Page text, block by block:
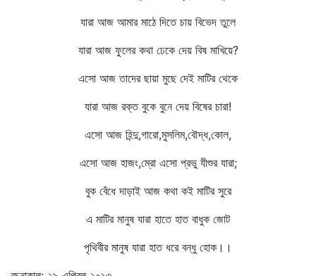
যারা আজ আমার মাঠে দিতে চায় বিভেদ তুলে
যারা আজ ফুলের কথা ঢেকে দেয় বিষ মাখিয়ে?
এসো আজ তাদের ছায়া মুছে দেই মাটির থেকে
যারা আজ রক্ত বুকে বুনে দেয় বিষের চারা!
এসো আজ হিন্দু,গারো,মুসলিম,বৌদ্ধ,কোল,
এসো আজ হাজং,ম্রো এসো প্রভু যীশুর যারা;
বুক বেঁধে দাড়াই আজ কথা কই মাটির সুরে
এ মাটির মানুষ যারা হাতে হাত বাধুক জোট
পৃথিবীর মানুষ যারা হাত ধরে বন্ধু হোক।।